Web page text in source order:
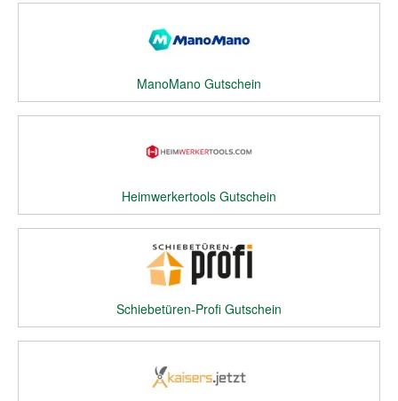
ManoMano Gutschein
Heimwerkertools Gutschein
Schiebetüren-Profi Gutschein